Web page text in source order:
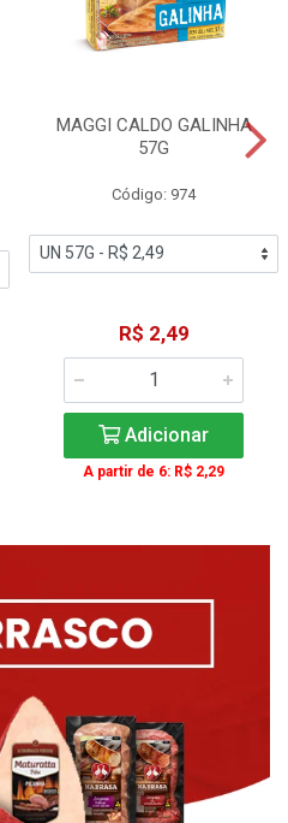
MAGGI CALDO GALINHA
57G
Código: 974
R$ 2,49
Adicionar
A partir de 6: R$ 2,29